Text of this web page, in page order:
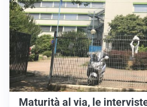
Maturità al via, le